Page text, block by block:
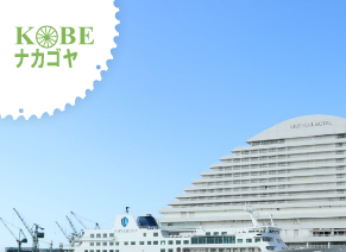
ルショップナカゴヤ